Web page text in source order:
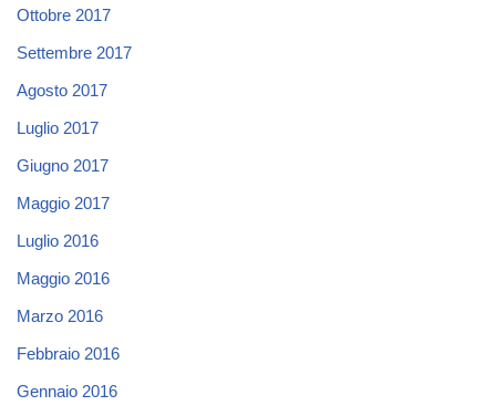
Ottobre 2017
Settembre 2017
Agosto 2017
Luglio 2017
Giugno 2017
Maggio 2017
Luglio 2016
Maggio 2016
Marzo 2016
Febbraio 2016
Gennaio 2016